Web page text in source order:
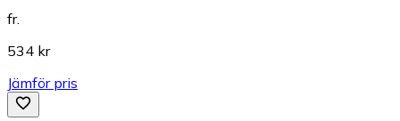
fr.
534 kr
Jämför pris